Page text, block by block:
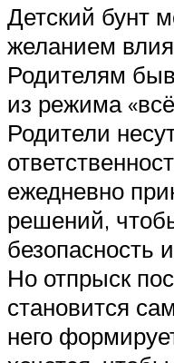
Детский бунт
желанием
Родителям
из режима
Родители
ежедневно
решений,
безопасность
Но отпрыск
становится
него